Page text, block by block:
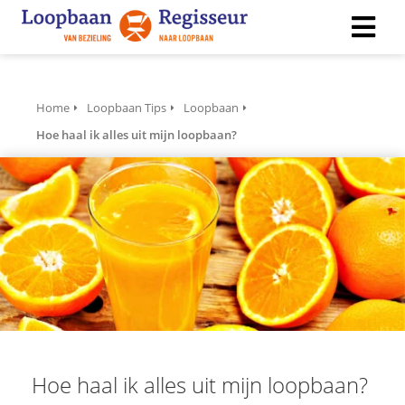
Home Loopbaan Tips
Loopbaan
Hoe haal ik alles uit mijn loopbaan?
Hoe haal ik alles uit mijn loopbaan?
zijn
om
te
Ze
deze